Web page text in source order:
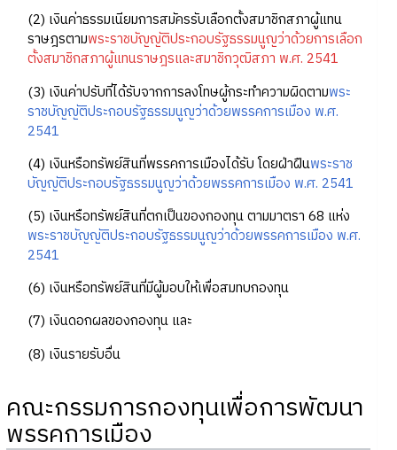
(2) เงินค่าธรรมเนียมการสมัครรับเลือกตั้งสมาชิกสภาผู้แทน
ราษฎรตามพระราชบัญญัติประกอบรัฐธรรมนูญว่าด้วยการเลือก
ตั้งสมาชิกสภาผู้แทนราษฎรและสมาชิกวุฒิสภา พ.ศ. 2541
(3) เงินค่าปรับที่ได้รับจากการลงโทษผู้กระทำความผิดตามพระ
ราชบัญญัติประกอบรัฐธรรมนูญว่าด้วยพรรคการเมือง พ.ศ.
2541
(4) เงินหรือทรัพย์สินที่พรรคการเมืองได้รับ โดยฝ่าฝืนพระราช
บัญญัติประกอบรัฐธรรมนูญว่าด้วยพรรคการเมือง พ.ศ. 2541
(5) เงินหรือทรัพย์สินที่ตกเป็นของกองทุน ตามมาตรา 68 แห่ง
พระราชบัญญัติประกอบรัฐธรรมนูญว่าด้วยพรรคการเมือง พ.ศ.
2541
(6) เงินหรือทรัพย์สินที่มีผู้มอบให้เพื่อสมทบกองทุน
(7) เงินดอกผลของกองทุน และ
(8) เงินรายรับอื่น
คณะกรรมการกองทุนเพื่อการพัฒนา
พรรคการเมือง